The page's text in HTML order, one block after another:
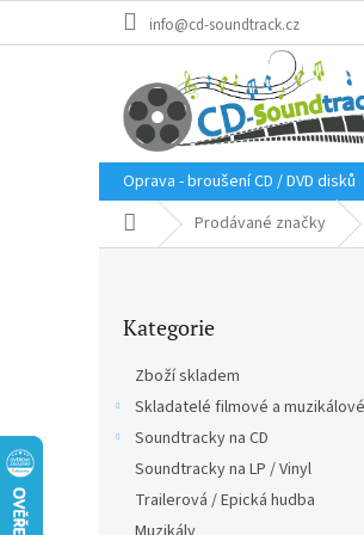
info@cd-soundtrack.cz
Oprava - broušení CD / DVD disků
Domů Prodávané značky
kategorie
Kategorie
Zboží skladem
Skladatelé filmové a
Soundtracky na CD
Soundtracky na LP / Vinyl
Trailerová / Epická hudba